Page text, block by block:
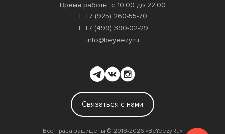
Время работы: с 10:00 до 22:00
Т. +7 (925) 260-55-70
Т. +7 (499) 390-02-29
info@beyeezy.ru
Связаться с нами
Все права защищены ©️ 2018-2026 «BeYeezyRu»